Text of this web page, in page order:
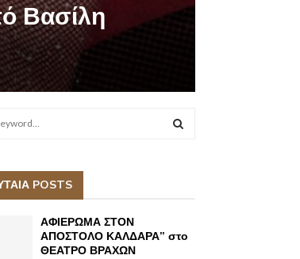
Βασίλη
POSTS
ΑΦΙΕΡΩΜΑ ΣΤΟΝ
ΑΠΟΣΤΟΛΟ ΚΑΛΔΑΡΑ” στο
ΘΕΑΤΡΟ ΒΡΑΧΩΝ